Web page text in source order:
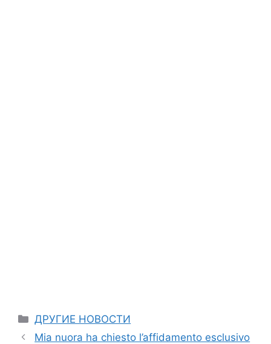
Categories
ДРУГИЕ НОВОСТИ
Mia nuora ha chiesto l’affidamento esclusivo